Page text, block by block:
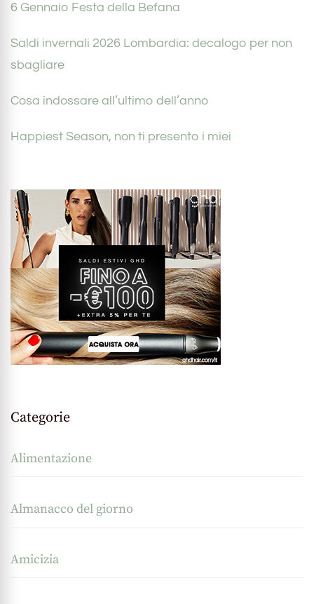
6 Gennaio Festa della Befana
Saldi invernali 2026 Lombardia: decalogo per non
sbagliare
Cosa indossare all’ultimo dell’anno
Happiest Season, non ti presento i miei
Categorie
Alimentazione
Almanacco del giorno
Amicizia